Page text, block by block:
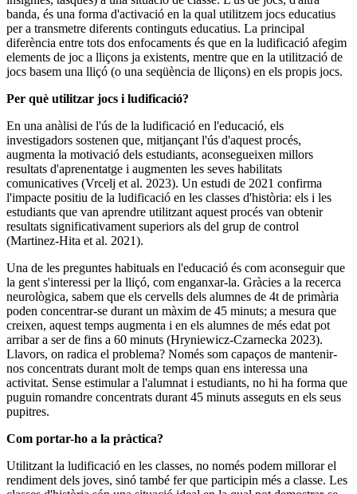
banda, és una forma d'activació en la qual utilitzem jocs educatius
per a transmetre diferents continguts educatius. La principal
diferència entre tots dos enfocaments és que en la ludificació afegim
elements de joc a lliçons ja existents, mentre que en la utilització de
jocs basem una lliçó (o una seqüència de lliçons) en els propis jocs.
Per què utilitzar jocs i ludificació?
En una anàlisi de l'ús de la ludificació en l'educació, els
investigadors sostenen que, mitjançant l'ús d'aquest procés,
augmenta la motivació dels estudiants, aconsegueixen millors
resultats d'aprenentatge i augmenten les seves habilitats
comunicatives (Vrcelj et al. 2023). Un estudi de 2021 confirma
l'impacte positiu de la ludificació en les classes d'història: els i les
estudiants que van aprendre utilitzant aquest procés van obtenir
resultats significativament superiors als del grup de control
(Martinez-Hita et al. 2021).
Una de les preguntes habituals en l'educació és com aconseguir que
la gent s'interessi per la lliçó, com enganxar-la. Gràcies a la recerca
neurològica, sabem que els cervells dels alumnes de 4t de primària
poden concentrar-se durant un màxim de 45 minuts; a mesura que
creixen, aquest temps augmenta i en els alumnes de més edat pot
arribar a ser de fins a 60 minuts (Hryniewicz-Czarnecka 2023).
Llavors, on radica el problema? Només som capaços de mantenir-
nos concentrats durant molt de temps quan ens interessa una
activitat. Sense estimular a l'alumnat i estudiants, no hi ha forma que
puguin romandre concentrats durant 45 minuts asseguts en els seus
pupitres.
Com portar-ho a la pràctica?
Utilitzant la ludificació en les classes, no només podem millorar el
rendiment dels joves, sinó també fer que participin més a classe. Les